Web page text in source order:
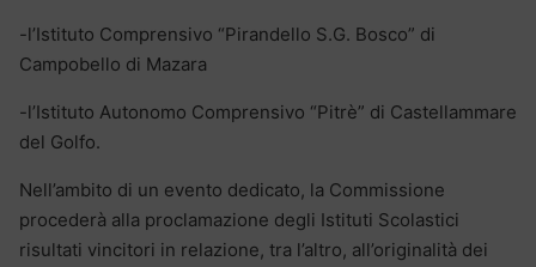
-l’Istituto Comprensivo “Pirandello S.G. Bosco” di
Campobello di Mazara
-l’Istituto Autonomo Comprensivo “Pitrè” di Castellammare
del Golfo.
Nell’ambito di un evento dedicato, la Commissione
procederà alla proclamazione degli Istituti Scolastici
risultati vincitori in relazione, tra l’altro, all’originalità dei